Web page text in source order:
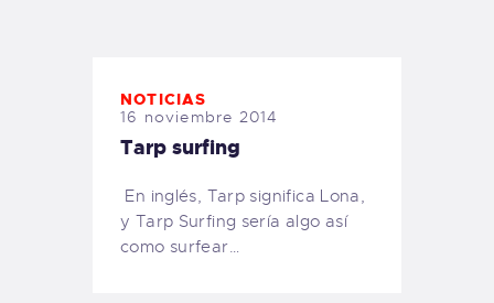
NOTICIAS
16 noviembre 2014
Tarp surfing
En inglés, Tarp significa Lona,
y Tarp Surfing sería algo así
como surfear…